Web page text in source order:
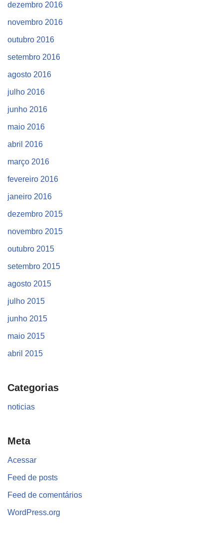
dezembro 2016
novembro 2016
outubro 2016
setembro 2016
agosto 2016
julho 2016
junho 2016
maio 2016
abril 2016
março 2016
fevereiro 2016
janeiro 2016
dezembro 2015
novembro 2015
outubro 2015
setembro 2015
agosto 2015
julho 2015
junho 2015
maio 2015
abril 2015
Categorias
noticias
Meta
Acessar
Feed de posts
Feed de comentários
WordPress.org